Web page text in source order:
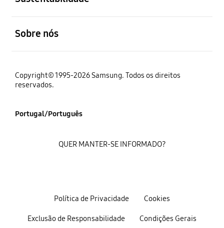
Sobre nós
Copyright© 1995-2026 Samsung. Todos os direitos
reservados.
Portugal/Português
Política de Privacidade Cookies
Exclusão de Responsabilidade Condições Gerais
QUER MANTER-SE INFORMADO?